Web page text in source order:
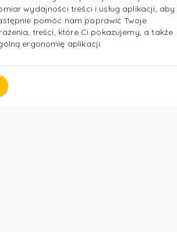
wydajności treści i usług aplikacji, aby
pomóc nam poprawić Twoje
treści, które Ci pokazujemy, a także
ergonomię aplikacji.